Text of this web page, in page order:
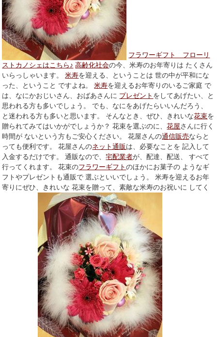
フラワーギフト フローリ
ストカノシェはこちら♪ 高齢化社会の今、米寿のお年寄りは たくさん
いらっしゃいます。米寿を迎える、ということは 世の中が平和にな
った、ということ ですよね。米寿を迎えるお年寄りのいるご家庭 で
は、なにかおじいさん、おばあさんに プレゼント をしてあげたい、と
思われる方も多いでしょう。 でも、なにをあげたらいいんだろう、
と迷われる方も多いと思います。 そんなとき、ぜひ、きれいな花束を
贈られてみてはいかがでしょうか？ 花束を選ぶのに、花屋さんに行く
時間が ないという方もご安心ください。 花屋さんの通信販売ならと
っても便利です。 花屋さんのネット通販は、必要なことを 記入して
入金するだけです。 通販なので、宅配業者が、配達、配送、 すべて
行ってくれます。 花束のフラワーギフトのほかにお菓子の ようなギ
フトやプレゼントも通販で 選ぶといいでしょう。 米寿を迎えるお年
寄りにぜひ、きれいな 花束を贈って、素敵な米寿のお祝いに してく